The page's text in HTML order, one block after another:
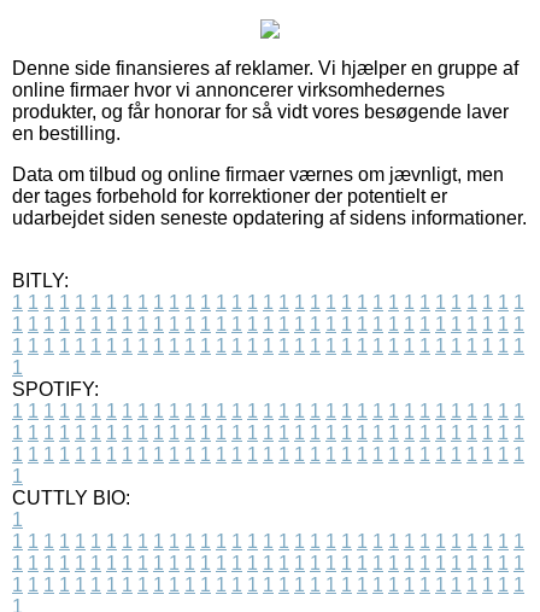
Denne side finansieres af reklamer. Vi hjælper en gruppe af
online firmaer hvor vi annoncerer virksomhedernes
produkter, og får honorar for så vidt vores besøgende laver
en bestilling.
Data om tilbud og online firmaer værnes om jævnligt, men
der tages forbehold for korrektioner der potentielt er
udarbejdet siden seneste opdatering af sidens informationer.
BITLY:
1 1 1 1 1 1 1 1 1 1 1 1 1 1 1 1 1 1 1 1 1 1 1 1 1 1 1 1 1 1 1 1 1
1 1 1 1 1 1 1 1 1 1 1 1 1 1 1 1 1 1 1 1 1 1 1 1 1 1 1 1 1 1 1 1 1
1 1 1 1 1 1 1 1 1 1 1 1 1 1 1 1 1 1 1 1 1 1 1 1 1 1 1 1 1 1 1 1 1
1
SPOTIFY:
1 1 1 1 1 1 1 1 1 1 1 1 1 1 1 1 1 1 1 1 1 1 1 1 1 1 1 1 1 1 1 1 1
1 1 1 1 1 1 1 1 1 1 1 1 1 1 1 1 1 1 1 1 1 1 1 1 1 1 1 1 1 1 1 1 1
1 1 1 1 1 1 1 1 1 1 1 1 1 1 1 1 1 1 1 1 1 1 1 1 1 1 1 1 1 1 1 1 1
1
CUTTLY BIO:
1
1 1 1 1 1 1 1 1 1 1 1 1 1 1 1 1 1 1 1 1 1 1 1 1 1 1 1 1 1 1 1 1 1
1 1 1 1 1 1 1 1 1 1 1 1 1 1 1 1 1 1 1 1 1 1 1 1 1 1 1 1 1 1 1 1 1
1 1 1 1 1 1 1 1 1 1 1 1 1 1 1 1 1 1 1 1 1 1 1 1 1 1 1 1 1 1 1 1 1
1